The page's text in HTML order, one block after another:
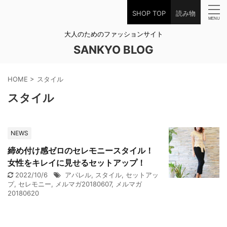
SHOP TOP 読み物
大人のためのファッションサイト
SANKYO BLOG
HOME > スタイル
スタイル
NEWS
締め付け感ゼロのセレモニースタイル！
女性をキレイに見せるセットアップ！
2022/10/6 アパレル, スタイル, セットアッ
プ, セレモニー, メルマガ20180607, メルマガ
20180620